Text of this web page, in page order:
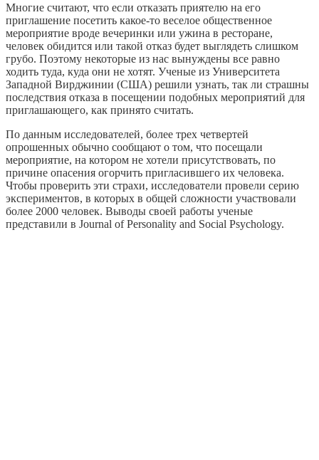
Многие считают, что если отказать приятелю на его
приглашение посетить какое-то веселое общественное
мероприятие вроде вечеринки или ужина в ресторане,
человек обидится или такой отказ будет выглядеть слишком
грубо. Поэтому некоторые из нас вынуждены все равно
ходить туда, куда они не хотят. Ученые из Университета
Западной Вирджинии (США) решили узнать, так ли страшны
последствия отказа в посещении подобных мероприятий для
приглашающего, как принято считать.
По данным исследователей, более трех четвертей
опрошенных обычно сообщают о том, что посещали
мероприятие, на котором не хотели присутствовать, по
причине опасения огорчить пригласившего их человека.
Чтобы проверить эти страхи, исследователи провели серию
экспериментов, в которых в общей сложности участвовали
более 2000 человек. Выводы своей работы ученые
представили в Journal of Personality and Social Psychology.